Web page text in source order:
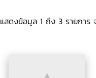
แสดงข้อมูล 1 ถึง 3 รายการ